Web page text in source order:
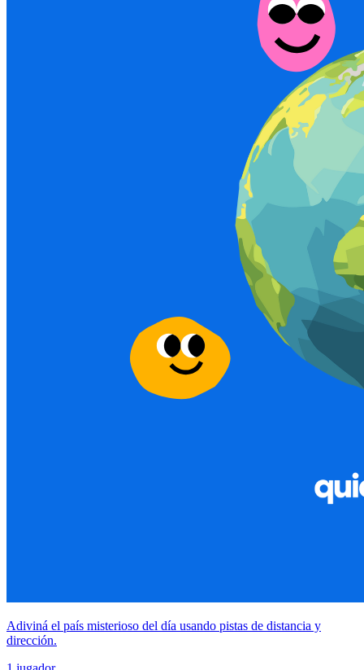
Adiviná el país misterioso del día usando pistas de distancia y
dirección.